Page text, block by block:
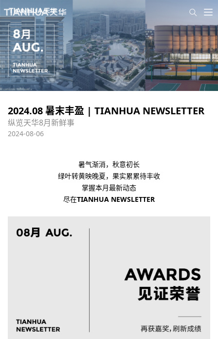
2024.08 暑末丰盈 | TIANHUA NEWSLETTER
纵览天华8月新鲜事
2024-08-06
暑气渐消，秋意初长
绿叶转黄映晚夏，果实累累待丰收
掌握本月最新动态
尽在TIANHUA NEWSLETTER